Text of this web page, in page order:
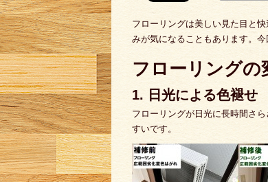
フローリングは美しい見た目と
みが気になることもあります。
フローリングの
1. 日光による色褪せ
フローリングが日光に長時間さ
すいです。